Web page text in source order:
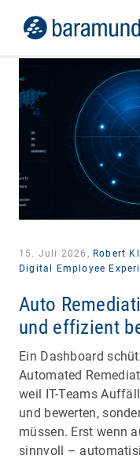
15. Juli 2026, Robert
Digital Employee
Auto
und effizient
Ein Dashboard
Automated
weil IT-Teams
und bewerten,
müssen. Erst wenn
sinnvoll –